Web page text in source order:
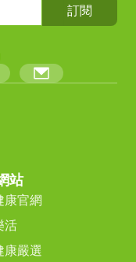
訂閱
站
康官網
活
康嚴選